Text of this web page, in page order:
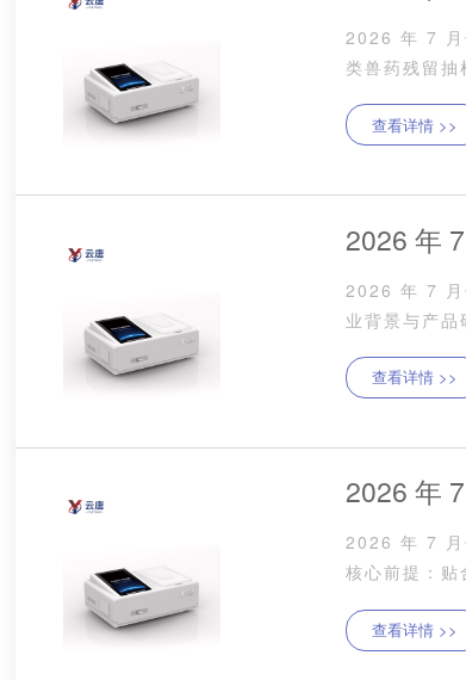
备选购指
2026 年 7 月
类兽药残留
查看详情 >>
2026 年
留快速检
2026 年 7 月
业背景与产
查看详情 >>
2026 年
设备选购
2026 年 7 月
核心前提：
查看详情 >>